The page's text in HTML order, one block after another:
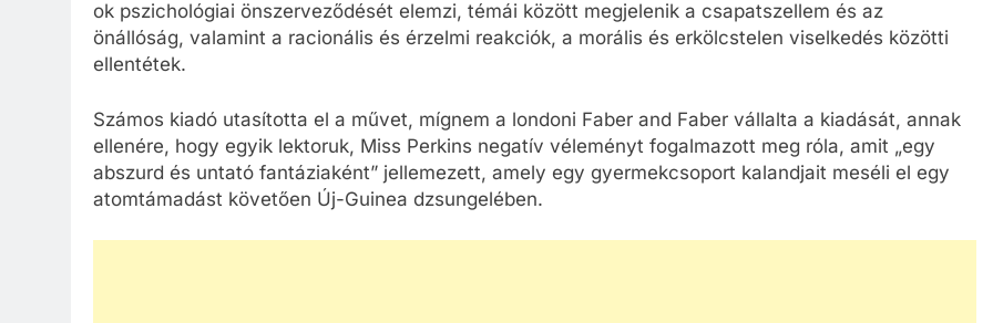
ok pszichológiai önszerveződését elemzi, témái között megjelenik a csapatszellem és az
önállóság, valamint a racionális és érzelmi reakciók, a morális és erkölcstelen viselkedés közötti
ellentétek.
Számos kiadó utasította el a művet, mígnem a londoni Faber and Faber vállalta a kiadását, annak
ellenére, hogy egyik lektoruk, Miss Perkins negatív véleményt fogalmazott meg róla, amit „egy
abszurd és untató fantáziaként” jellemezett, amely egy gyermekcsoport kalandjait meséli el egy
atomtámadást követően Új-Guinea dzsungelében.